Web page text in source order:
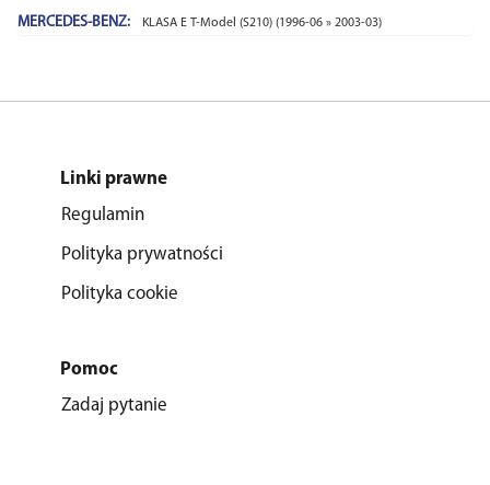
MERCEDES-BENZ: KLASA E T-Model (S210) (1996-06 » 2003-03)
Linki prawne
Regulamin
Polityka prywatności
Polityka cookie
Pomoc
Zadaj pytanie